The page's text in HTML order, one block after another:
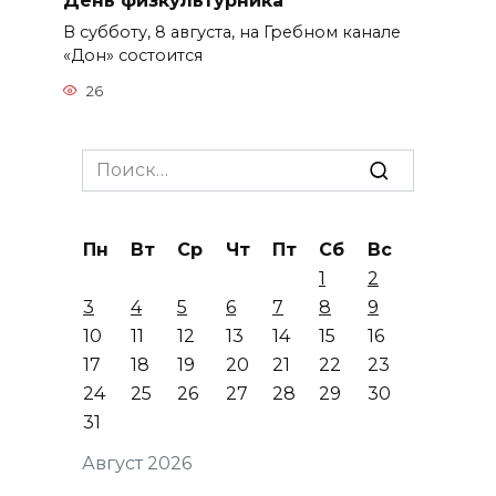
В субботу, 8 августа, на Гребном канале
«Дон» состоится
26
Search
for:
Август 2026
Пн Вт Ср Чт Пт Сб
Вс
1
2
3
4 5 6 7 8
9
10
11 12 13 14 15
16
17
18 19 20 21 22
23
24
25 26 27 28 29
30
31